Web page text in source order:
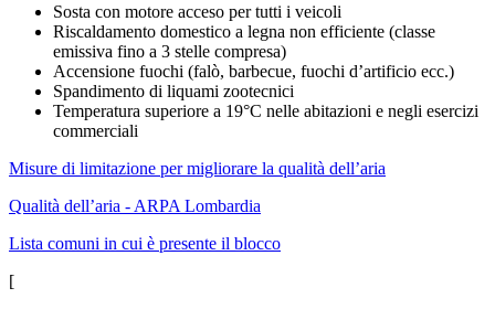
Sosta con motore acceso per tutti i veicoli
Riscaldamento domestico a legna non efficiente (classe
emissiva fino a 3 stelle compresa)
Accensione fuochi (falò, barbecue, fuochi d’artificio ecc.)
Spandimento di liquami zootecnici
Temperatura superiore a 19°C nelle abitazioni e negli esercizi
commerciali
Misure di limitazione per migliorare la qualità dell’aria
Qualità dell’aria - ARPA Lombardia
Lista comuni in cui è presente il blocco
[